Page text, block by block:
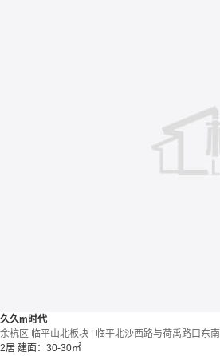
久久m时代
余杭区 临平山北板块 | 临平北沙西路与荷禹路口东南
2居 建面：30-30㎡